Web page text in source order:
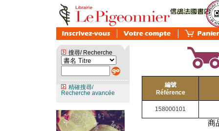
搜尋/ Recherche
精確搜尋/
Recherche avancée
編號
Référence
158000101
商